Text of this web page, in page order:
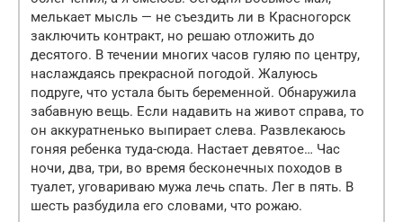
мелькает мысль — не съездить ли в Красногорск
заключить контракт, но решаю отложить до
десятого. В течении многих часов гуляю по центру,
наслаждаясь прекрасной погодой. Жалуюсь
подруге, что устала быть беременной. Обнаружила
забавную вещь. Если надавить на живот справа, то
он аккуратненько выпирает слева. Развлекаюсь
гоняя ребенка туда-сюда. Настает девятое… Час
ночи, два, три, во время бесконечных походов в
туалет, уговариваю мужа лечь спать. Лег в пять. В
шесть разбудила его словами, что рожаю.